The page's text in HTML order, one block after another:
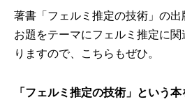
著書「フェルミ推定の技術」の
お題をテーマにフェルミ推定に
りますので、こちらもぜひ。
「フェルミ推定の技術」という本